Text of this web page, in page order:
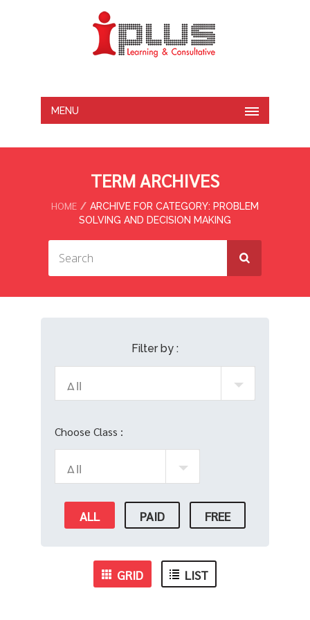
MENU
TERM ARCHIVES
HOME
ARCHIVE FOR CATEGORY: PROBLEM
SOLVING AND DECISION MAKING
Filter by :
Choose Class :
ALL PAID FREE
GRID LIST